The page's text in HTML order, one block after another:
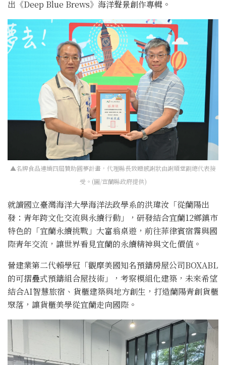
出《Deep Blue Brews》海洋聲景創作專輯。
▲名牌食品連續四屆贊助圓夢計畫，代理縣長致贈感謝狀由謝順堂副總代表接
受。(圖/宜蘭縣政府提供)
就讀國立臺灣海洋大學海洋法政學系的洪瑋汝「從蘭陽出
發：青年跨文化交流與永續行動」，研發結合宜蘭12鄉鎮市
特色的「宜蘭永續挑戰」大富翁桌遊，前往菲律賓宿霧與國
際青年交流，讓世界看見宜蘭的永續精神與文化價值。
營建業第二代賴學冠「觀摩美國知名預鑄房屋公司BOXABL
的可摺疊式預鑄組合屋技術」，考察模組化建築，未來希望
結合AI智慧旅宿、貨櫃建築與地方創生，打造蘭陽青創貨櫃
聚落，讓貨櫃美學從宜蘭走向國際。